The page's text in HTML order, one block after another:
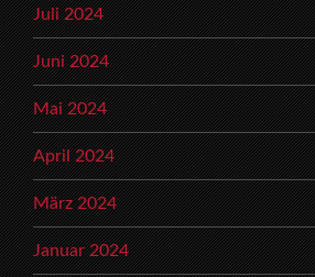
Juli 2024
Juni 2024
Mai 2024
April 2024
März 2024
Januar 2024